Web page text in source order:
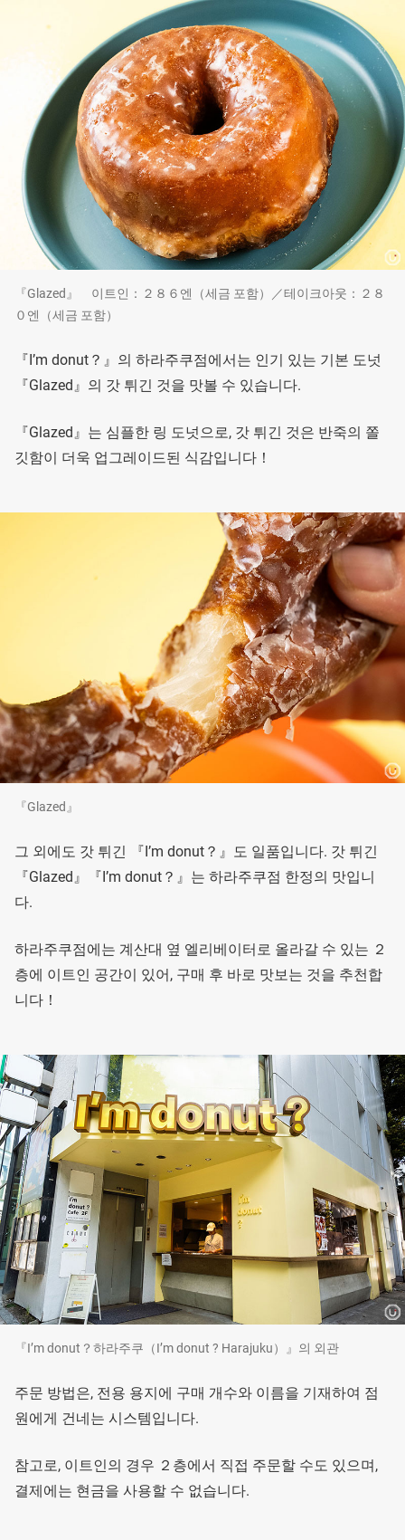
『Glazed』 이트인：２８６엔（세금 포함）／테이크아웃：２８
０엔（세금 포함）
『I’m donut？』의 하라주쿠점에서는 인기 있는 기본 도넛
『Glazed』의 갓 튀긴 것을 맛볼 수 있습니다.
『Glazed』는 심플한 링 도넛으로, 갓 튀긴 것은 반죽의 쫄
깃함이 더욱 업그레이드된 식감입니다！
『Glazed』
그 외에도 갓 튀긴 『I’m donut？』도 일품입니다. 갓 튀긴
『Glazed』『I’m donut？』는 하라주쿠점 한정의 맛입니
다.
하라주쿠점에는 계산대 옆 엘리베이터로 올라갈 수 있는 ２
층에 이트인 공간이 있어, 구매 후 바로 맛보는 것을 추천합
니다！
『I’m donut？하라주쿠（I’m donut ? Harajuku）』의 외관
주문 방법은, 전용 용지에 구매 개수와 이름을 기재하여 점
원에게 건네는 시스템입니다.
참고로, 이트인의 경우 ２층에서 직접 주문할 수도 있으며,
결제에는 현금을 사용할 수 없습니다.